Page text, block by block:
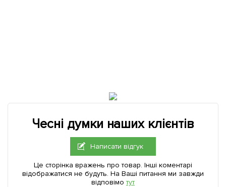
Чесні думки наших клієнтів
Написати відгук
Це сторінка вражень про товар. Інші коментарі
відображатися не будуть. На Ваші питання ми завжди
відповімо тут